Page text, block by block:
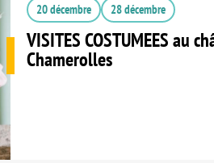
20 décembre 28 décembre
VISITES COSTUMEES au
Chamerolles